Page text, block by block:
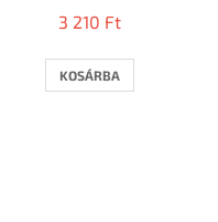
átlagos
5-
ből
3 210 Ft
KOSÁRBA